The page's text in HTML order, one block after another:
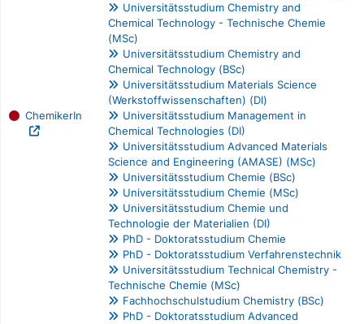
ChemikerIn
Universitätsstudium Chemistry and
Chemical Technology - Technische Chemie
(MSc)
Universitätsstudium Chemistry and
Chemical Technology (BSc)
Universitätsstudium Materials Science
(Werkstoffwissenschaften) (DI)
Universitätsstudium Management in
Chemical Technologies (DI)
Universitätsstudium Advanced Materials
Science and Engineering (AMASE) (MSc)
Universitätsstudium Chemie (BSc)
Universitätsstudium Chemie (MSc)
Universitätsstudium Chemie und
Technologie der Materialien (DI)
PhD - Doktoratsstudium Chemie
PhD - Doktoratsstudium Verfahrenstechnik
Universitätsstudium Technical Chemistry -
Technische Chemie (MSc)
Fachhochschulstudium Chemistry (BSc)
PhD - Doktoratsstudium Advanced